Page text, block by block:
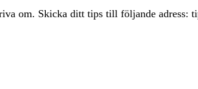
om. Skicka ditt tips till följande adress: